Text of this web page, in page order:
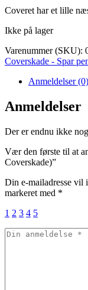
Coveret har et lille
Ikke på lager
Varenummer (SKU):
Coverskade - Spar
Anmeldelser (0)
Anmeldelser
Der er endnu ikke
Vær den første til at
Coverskade)”
Din e-mailadresse vil
markeret med *
1 2 3 4 5